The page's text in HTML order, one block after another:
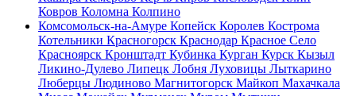
Ковров Коломна Колпино
Комсомольск-на-Амуре Копейск Королев Кострома
Котельники Красногорск Краснодар Красное Село
Красноярск Кронштадт Кубинка Курган Курск Кызыл
Ликино-Дулево Липецк Лобня Луховицы Лыткарино
Люберцы Людиново Магнитогорск Майкоп Махачкала